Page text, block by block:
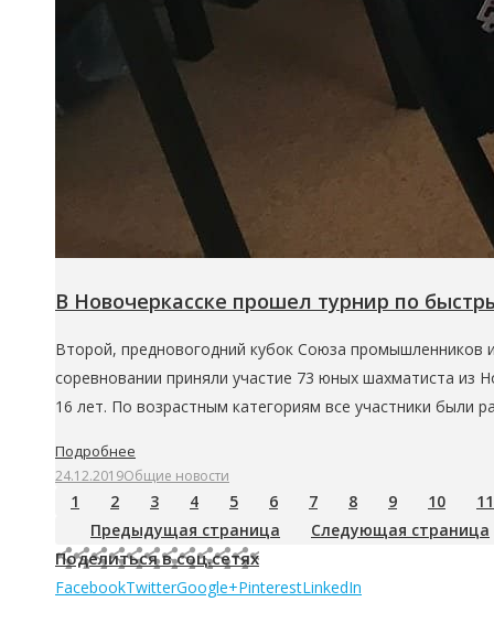
В Новочеркасске прошел турнир по
Второй, предновогодний кубок Союза
соревновании приняли участие 73 юных шахматиста из
16 лет. По возрастным категориям все участники были
Подробнее
24.12.2019Общие новости
1 2 3 4 5 6 7 8 9 10
11
Предыдущая страница
Следующая страница
Поделиться в соц.сетях
FacebookTwitterGoogle+PinterestLinkedIn